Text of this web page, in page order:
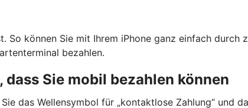
So können Sie mit Ihrem iPhone ganz einfach
bezahlen.
Sie mobil bezahlen können
das Wellensymbol für „kontaktlose Zahlung“ und